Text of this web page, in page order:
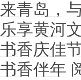
赛（社会
来青岛，
挑战
乐享黄河
书香庆佳
书香伴年